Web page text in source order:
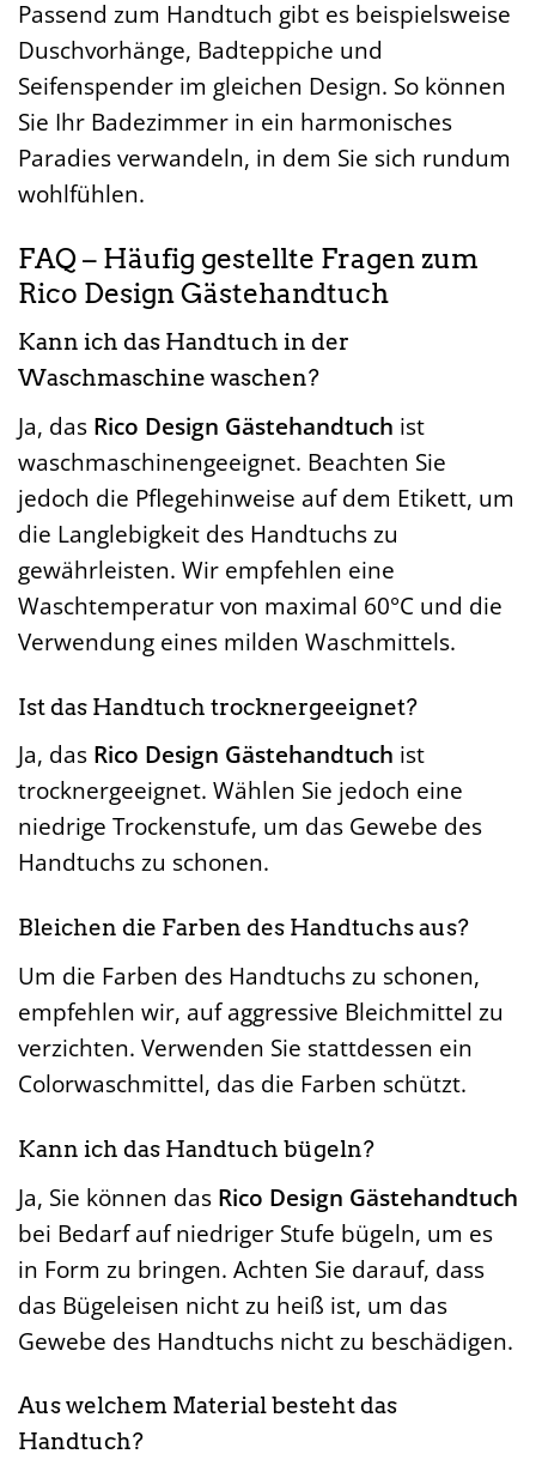
Passend zum Handtuch gibt es beispielsweise
Duschvorhänge, Badteppiche und
Seifenspender im gleichen Design. So können
Sie Ihr Badezimmer in ein harmonisches
Paradies verwandeln, in dem Sie sich rundum
wohlfühlen.
FAQ – Häufig gestellte Fragen zum
Rico Design Gästehandtuch
Kann ich das Handtuch in der
Waschmaschine waschen?
Ja, das Rico Design Gästehandtuch ist
waschmaschinengeeignet. Beachten Sie
jedoch die Pflegehinweise auf dem Etikett, um
die Langlebigkeit des Handtuchs zu
gewährleisten. Wir empfehlen eine
Waschtemperatur von maximal 60°C und die
Verwendung eines milden Waschmittels.
Ist das Handtuch trocknergeeignet?
Ja, das Rico Design Gästehandtuch ist
trocknergeeignet. Wählen Sie jedoch eine
niedrige Trockenstufe, um das Gewebe des
Handtuchs zu schonen.
Bleichen die Farben des Handtuchs aus?
Um die Farben des Handtuchs zu schonen,
empfehlen wir, auf aggressive Bleichmittel zu
verzichten. Verwenden Sie stattdessen ein
Colorwaschmittel, das die Farben schützt.
Kann ich das Handtuch bügeln?
Ja, Sie können das Rico Design Gästehandtuch
bei Bedarf auf niedriger Stufe bügeln, um es
in Form zu bringen. Achten Sie darauf, dass
das Bügeleisen nicht zu heiß ist, um das
Gewebe des Handtuchs nicht zu beschädigen.
Aus welchem Material besteht das
Handtuch?